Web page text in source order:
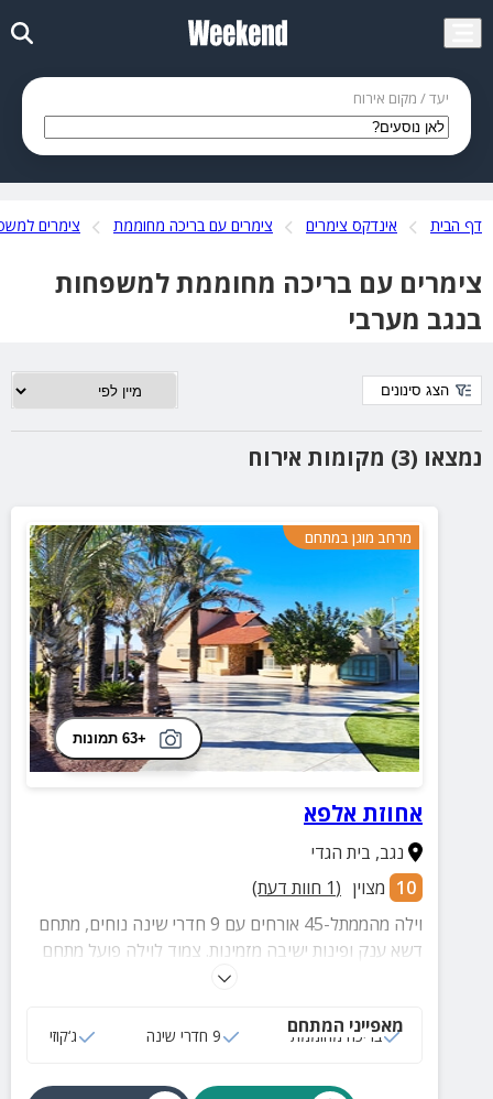
יעד / מקום אירוח
דף הבית אינדקס צימרים צימרים עם בריכה מחוממת צימרים
צימרים עם בריכה מחוממת למשפחות
בנגב מערבי
נמצאו (3) מקומות אירוח
הצג סינונים
מרחב מוגן במתחם
+63 תמונות
אחוזת אלפא
נגב, בית הגדי
10 מצוין (
1 חוות דעת)
וילה מהממתל-45 אורחים עם 9 חדרי שינה נוחים, מתחם
דשא ענק ופינות ישיבה מזמינות. צמוד לוילה פועל מתחם
פרטי מלא עם בריכה מחוממת ומגודרת, ג'קוזי מרגיע, חוות
מאפייני המתחם
בריכה מחוממת 9 חדרי שינה ג‘קוזי